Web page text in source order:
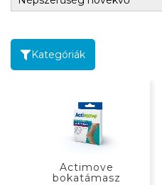
Belépés
Kategóriák
Actimove
bokatámasz